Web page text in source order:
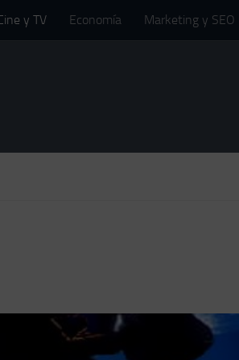
y TV Economía Marketing y SEO